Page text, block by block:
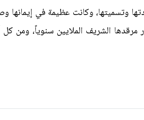
وتسميتها، وكانت عظيمة في
مرقدها الشريف الملايين سنوياً، ومن